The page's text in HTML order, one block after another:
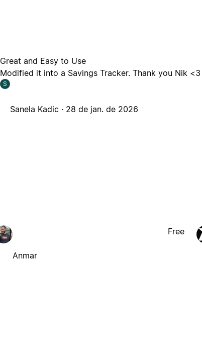
Great and Easy to Use
Modified it into a Savings Tracker. Thank you Nik <3
S
Sanela Kadic · 28 de jan. de 2026
Anmar
Free